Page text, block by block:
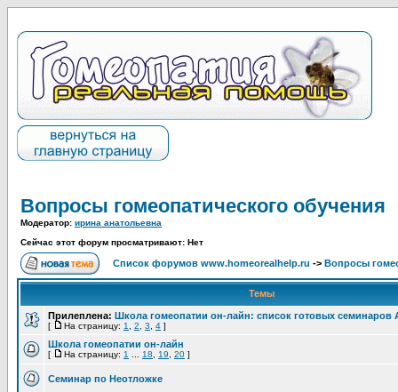
Вопросы гомеопатического обучения
Модератор: ирина анатольевна
Сейчас этот форум просматривают: Нет
Список форумов www.homeorealhelp.ru -> Вопросы
Темы
Прилеплена: Школа гомеопатии он-лайн: список готовых семинаров
[ На страницу: 1 2 3 4 ]
Школа гомеопатии он-лайн
[ На страницу: 1 18 19 20 ]
Семинар по Неотложке